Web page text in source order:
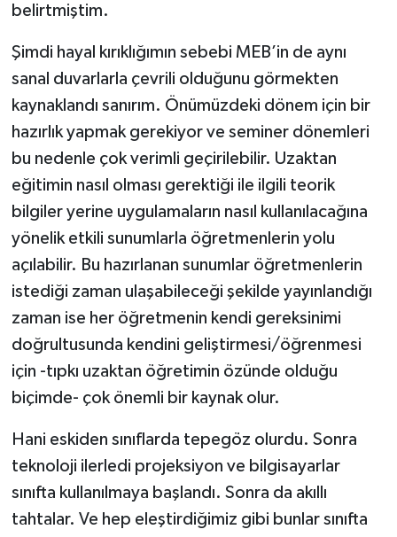
belirtmiştim.
Şimdi hayal kırıklığımın sebebi MEB’in de aynı
sanal duvarlarla çevrili olduğunu görmekten
kaynaklandı sanırım. Önümüzdeki dönem için bir
hazırlık yapmak gerekiyor ve seminer dönemleri
bu nedenle çok verimli geçirilebilir. Uzaktan
eğitimin nasıl olması gerektiği ile ilgili teorik
bilgiler yerine uygulamaların nasıl kullanılacağına
yönelik etkili sunumlarla öğretmenlerin yolu
açılabilir. Bu hazırlanan sunumlar öğretmenlerin
istediği zaman ulaşabileceği şekilde yayınlandığı
zaman ise her öğretmenin kendi gereksinimi
doğrultusunda kendini geliştirmesi/öğrenmesi
için -tıpkı uzaktan öğretimin özünde olduğu
biçimde- çok önemli bir kaynak olur.
Hani eskiden sınıflarda tepegöz olurdu. Sonra
teknoloji ilerledi projeksiyon ve bilgisayarlar
sınıfta kullanılmaya başlandı. Sonra da akıllı
tahtalar. Ve hep eleştirdiğimiz gibi bunlar sınıfta